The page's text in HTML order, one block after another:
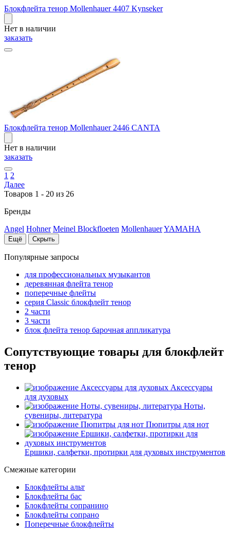
Блокфлейта тенор Mollenhauer 4407 Kynseker
Нет в наличии
заказать
Блокфлейта тенор Mollenhauer 2446 CANTA
Нет в наличии
заказать
1 2
Далее
Товаров 1 - 20 из 26
Бренды
Angel Hohner Meinel Blockfloeten MollenhauerYAMAHA
Ещё Скрыть
Популярные запросы
для профессиональных музыкантов
деревянная флейта тенор
поперечные флейты
серия Classic блокфлейт тенор
2 части
3 части
блок флейта тенор барочная аппликатура
Сопутствующие товары для блокфлейт
тенор
Аксессуары
для духовых
Ноты,
сувениры, литература
Пюпитры для нот
Ершики, салфетки, протирки для духовых инструментов
Смежные категории
Блокфлейты альт
Блокфлейты бас
Блокфлейты сопранино
Блокфлейты сопрано
Поперечные блокфлейты